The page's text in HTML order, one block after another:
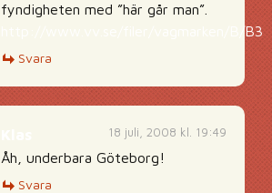
fyndigheten med ”här går man”.
http://www.vv.se/filer/vagmarken/B/
Svara
18 juli, 2008 kl. 19:49
Åh, underbara Göteborg!
Svara